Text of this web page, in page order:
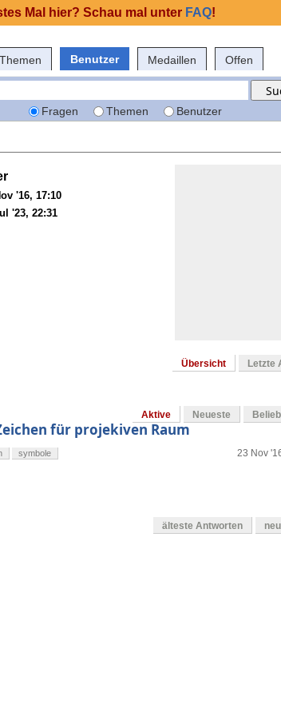
Themen Benutzer Medaillen Offen
Fragen Themen Benutzer
'16, 17:10
'23, 22:31
Übersicht Letzte
Aktive Neueste
für projekiven Raum
23 Nov
symbole
älteste Antworten
Mal hier? Schau mal unter FAQ!